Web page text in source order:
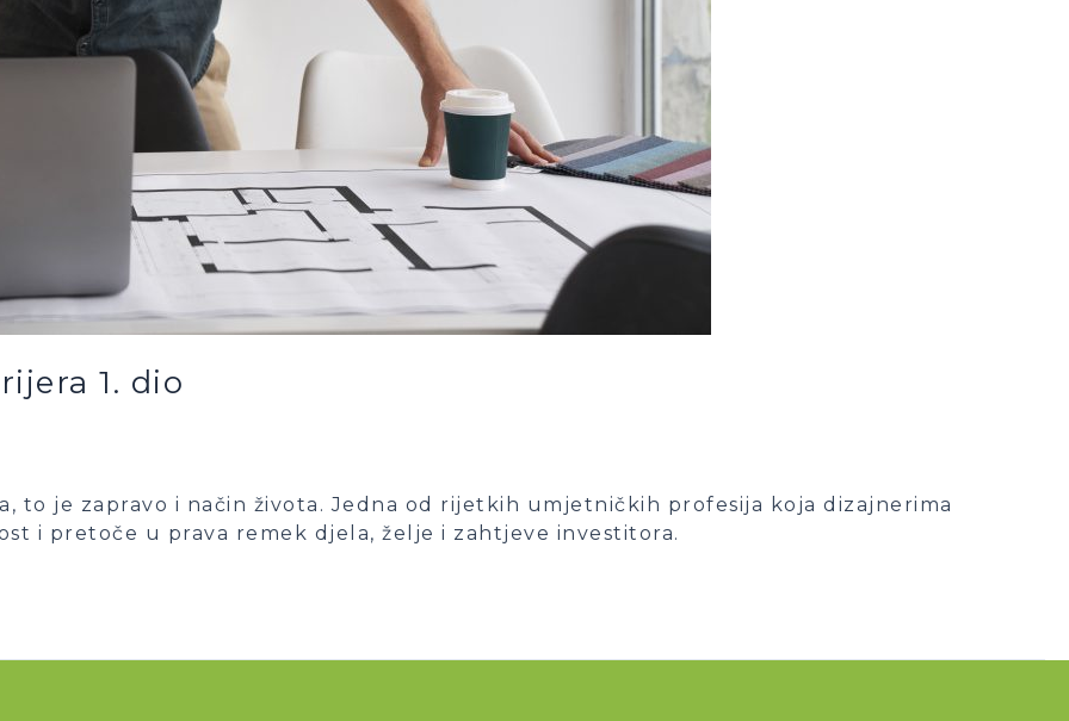
1. dio
to je zapravo i način života. Jedna od rijetkih umjetničkih profesija koja dizajnerima
i pretoče u prava remek djela, želje i zahtjeve investitora.